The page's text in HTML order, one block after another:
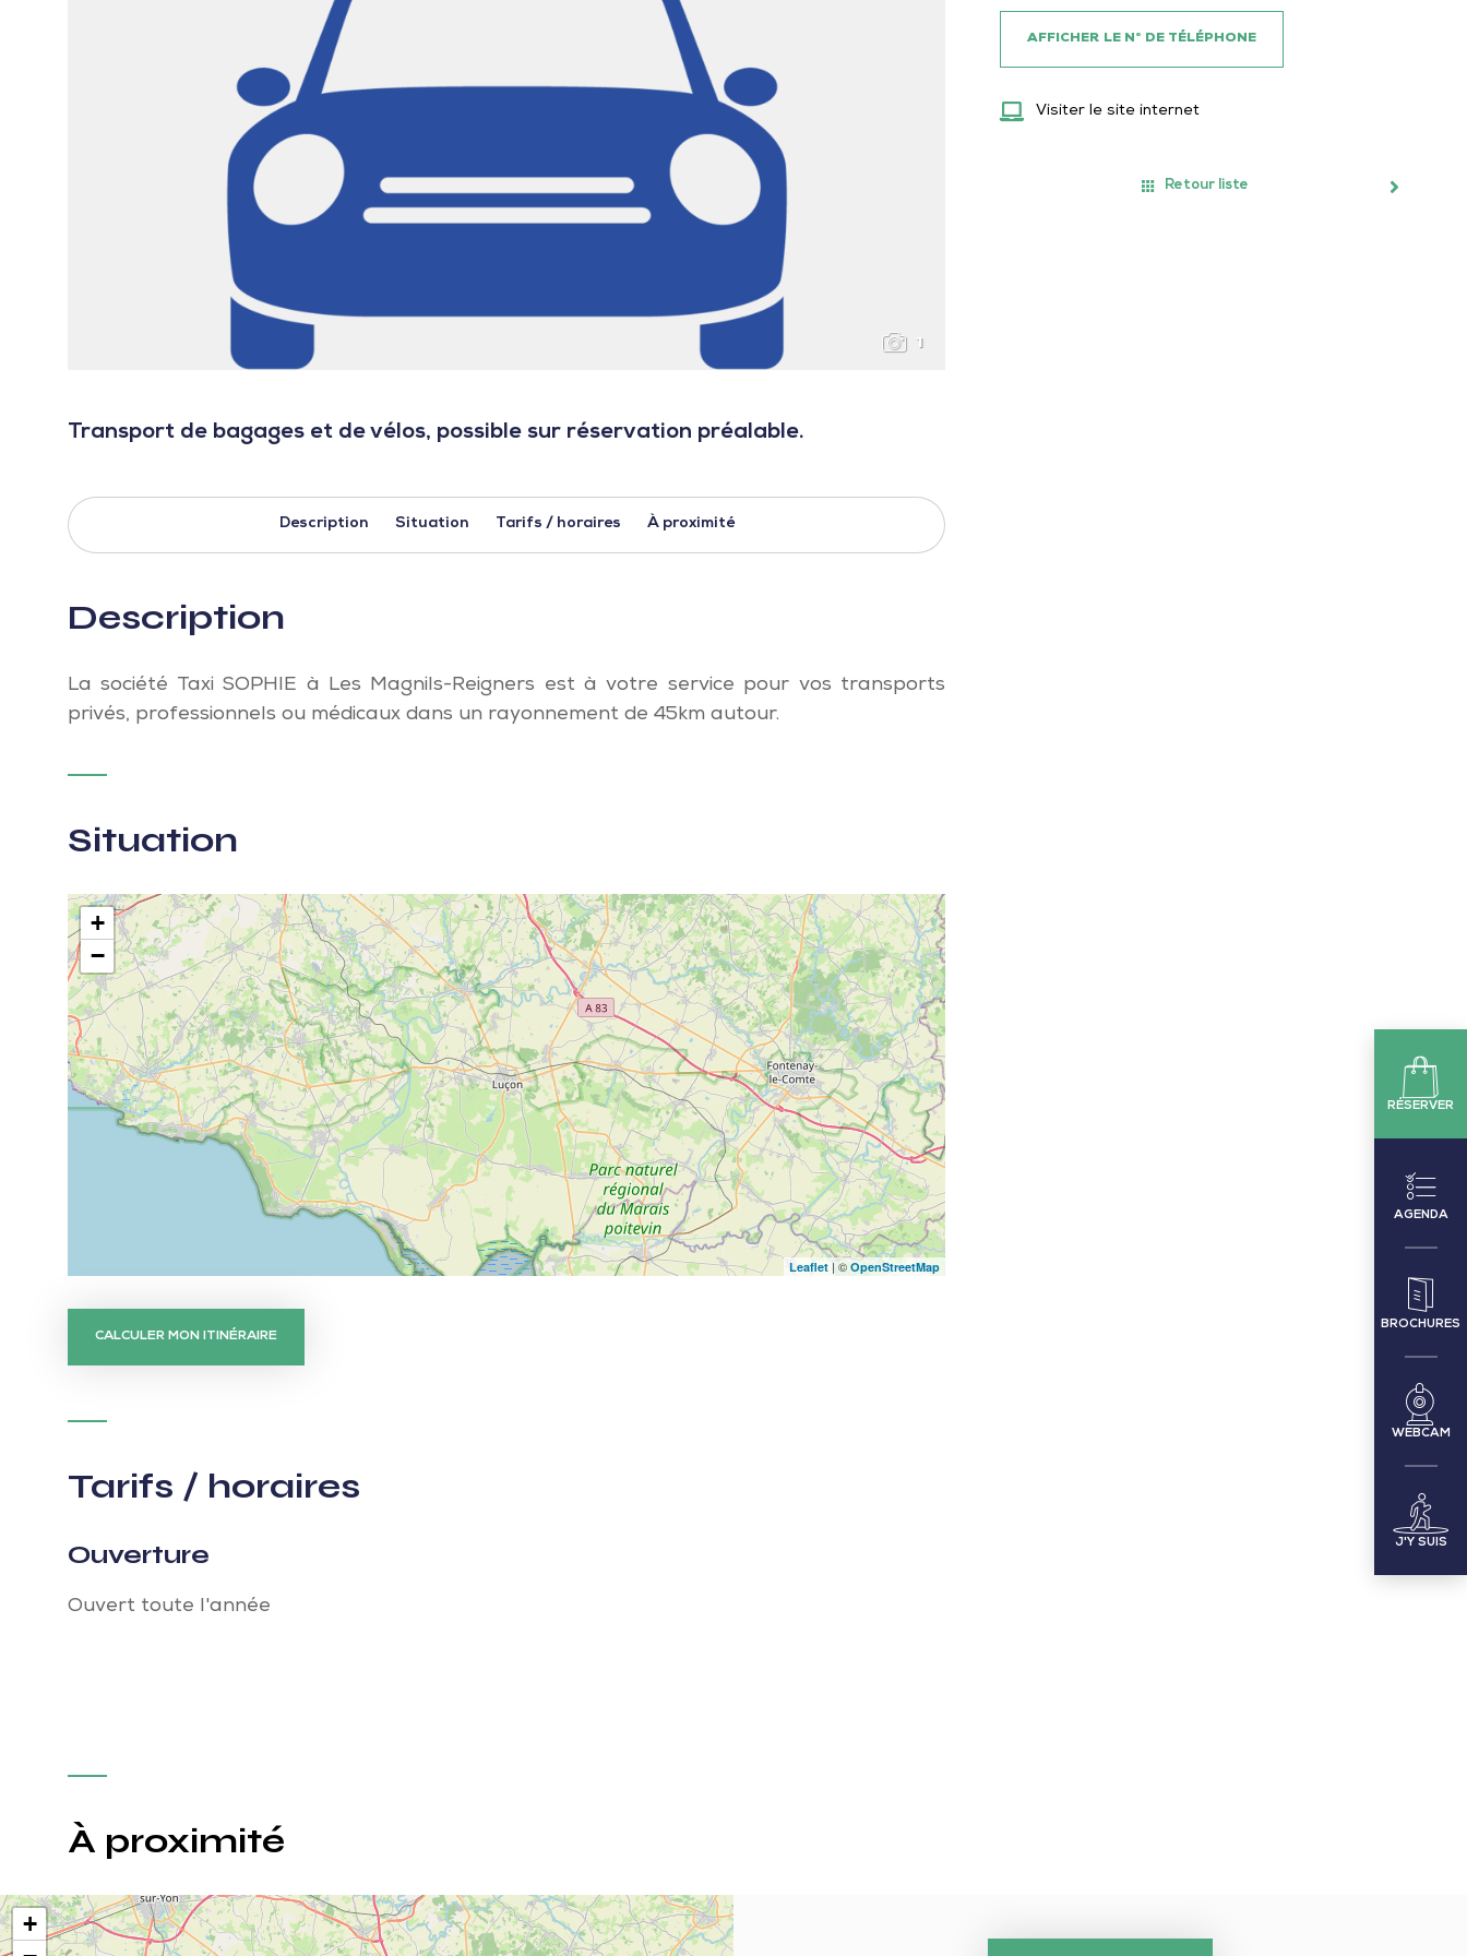
RÉSERVER
AGENDA
BROCHURES
WEBCAM
J'Y SUIS
1
Transport de bagages et de vélos, possible sur réservation préalable.
Description Situation Tarifs / horaires À proximité
Description
La société Taxi SOPHIE à Les Magnils-Reigners est à votre service pour vos transports
privés, professionnels ou médicaux dans un rayonnement de 45km autour.
Situation
+
−
Leaflet | © OpenStreetMap
CALCULER MON ITINÉRAIRE
Tarifs / horaires
Ouverture
Ouvert toute l'année
AFFICHER LE N° DE TÉLÉPHONE
Visiter le site internet
Retour liste
À proximité
+